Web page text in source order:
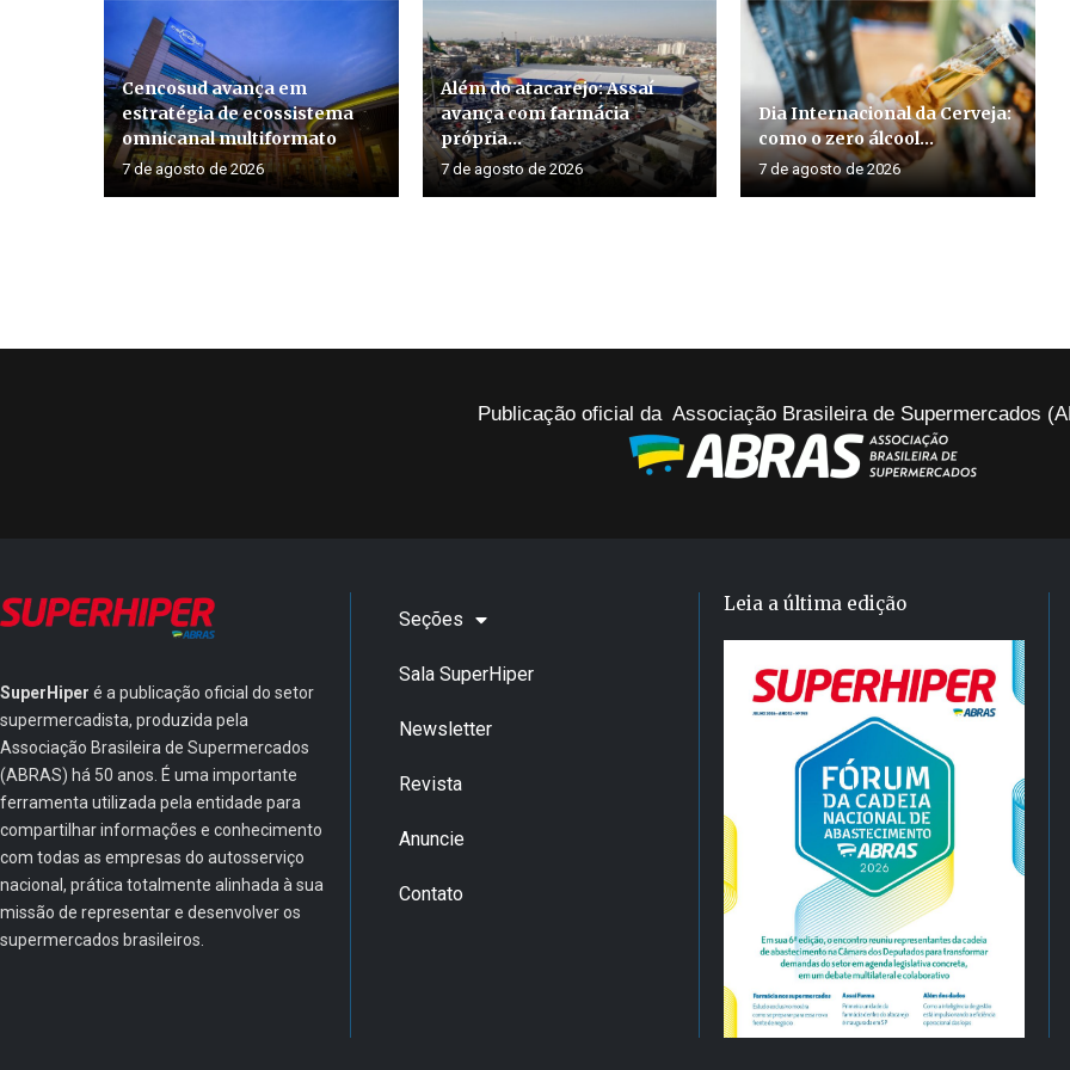
Cencosud avança em
estratégia de ecossistema
omnicanal multiformato
7 de agosto de 2026
Além do atacarejo: Assaí
avança com farmácia
própria...
7 de agosto de 2026
Dia Internacional da Cerveja:
como o zero álcool...
7 de agosto de 2026
Publicação oficial da Associação Brasileira de Supermercados
SuperHiper é a publicação oficial do setor
supermercadista, produzida pela
Associação Brasileira de Supermercados
(ABRAS) há 50 anos. É uma importante
ferramenta utilizada pela entidade para
compartilhar informações e conhecimento
com todas as empresas do autosserviço
nacional, prática totalmente alinhada à sua
missão de representar e desenvolver os
supermercados brasileiros.
Seções
Sala SuperHiper
Newsletter
Revista
Anuncie
Contato
Leia a última edição